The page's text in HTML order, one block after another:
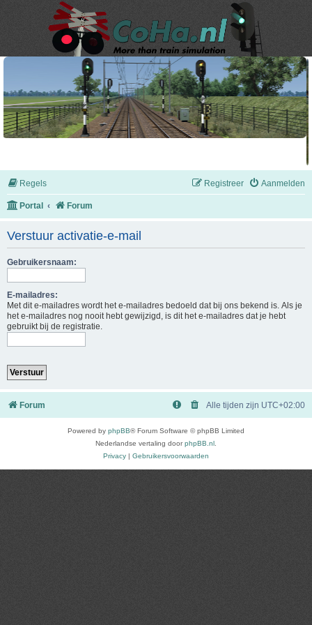
Regels Aanmelden
Registreer
Portal Forum
Verstuur activatie-e-mail
Gebruikersnaam:
E-mailadres:
Met dit e-mailadres wordt het e-mailadres bedoeld dat bij ons bekend is. Als je
het e-mailadres nog nooit hebt gewijzigd, is dit het e-mailadres dat je hebt
gebruikt bij de registratie.
Forum Alle tijden zijn UTC+02:00
Powered by phpBB® Forum Software © phpBB Limited
Nederlandse vertaling doorphpBB.nl
Privacy | Gebruikersvoorwaarden